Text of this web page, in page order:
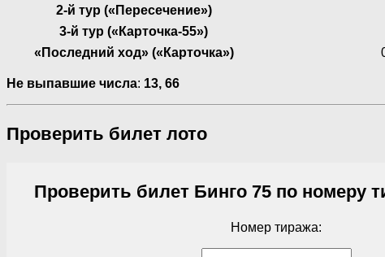
2-й тур («Пересечение»)
3-й тур («Карточка-55»)
«Последний ход» («Карточка»)
Не выпавшие числа: 13, 66
Проверить билет лото
Проверить билет Бинго 75 по номеру
Номер тиража: